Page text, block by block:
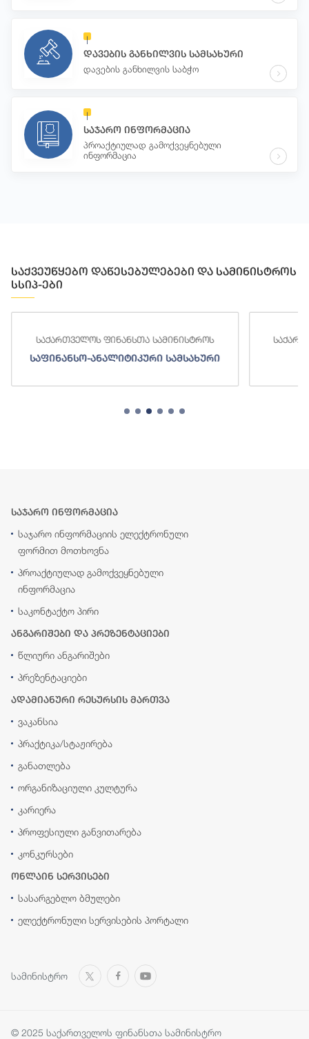
დავების განხილვის სამსახური
დავების განხილვის საბჭო
საჯარო ინფორმაცია
პროაქტიულად გამოქვეყნებული
ინფორმაცია
საქვეუწყებო დაწესებულებები და სამინისტროს
სსიპ-ები
საქართველოს ფინანსთა სამინისტროს
საფინანსო-ანალიტიკური სამსახური
საჯარო ინფორმაცია
საჯარო ინფორმაციის ელექტრონული
ფორმით მოთხოვნა
პროაქტიულად გამოქვეყნებული
ინფორმაცია
საკონტაქტო პირი
ანგარიშები და პრეზენტაციები
წლიური ანგარიშები
პრეზენტაციები
ადამიანური რესურსის მართვა
ვაკანსია
პრაქტიკა/სტაჟირება
განათლება
ორგანიზაციული კულტურა
კარიერა
პროფესიული განვითარება
კონკურსები
ონლაინ სერვისები
სასარგებლო ბმულები
ელექტრონული სერვისების პორტალი
სამინისტრო
© 2025 საქართველოს ფინანსთა სამინისტრო